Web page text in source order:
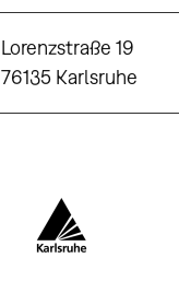
Lorenzstraße 19
76135 Karlsruhe